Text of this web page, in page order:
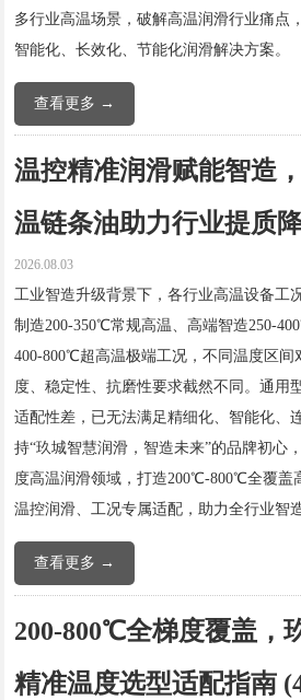
多行业高温场景，破解高温润滑行业痛点
智能化、长效化、节能化润滑解决方案。
查看更多 →
温控精准润滑赋能智造
温链条油助力行业提质
2026.08.03
工业智造升级背景下，各行业高温设备工
制造200-350℃常规高温、高端智造250-
400-800℃超高温极端工况，不同温度区间
度、稳定性、抗磨性要求截然不同。通用
适配性差，已无法满足精细化、智能化、
持“玖城智慧润滑，智造未来”的品牌初心
度高温润滑领域，打造200℃-800℃全覆盖
温控润滑、工况专属适配，助力全行业智
查看更多 →
200-800℃全梯度覆盖，
精准温度选型适配指南